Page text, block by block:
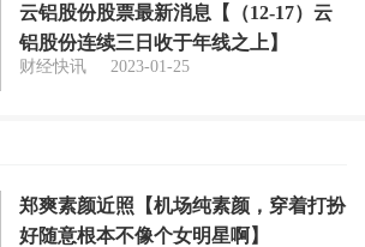
云铝股份股票最新消息【（12-17）云
铝股份连续三日收于年线之上】
财经快讯 2023-01-25
郑爽素颜近照【机场纯素颜，穿着打扮
好随意根本不像个女明星啊】